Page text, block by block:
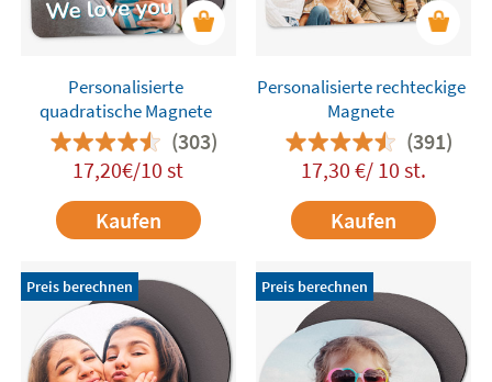
Personalisierte
quadratische Magnete
(303)
17,20€/10 st
Kaufen
Personalisierte rechteckige
Magnete
(391)
17,30 €/ 10 st.
Kaufen
Preis berechnen Preis berechnen